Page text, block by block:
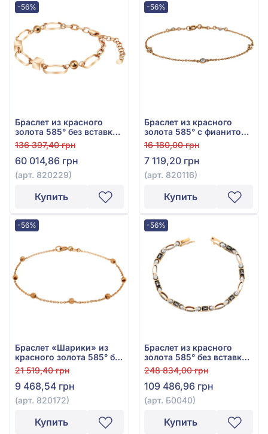
-56%
Браслет из красного
золота 585° без вставки,
арт. 820229
136 397,40 грн
60 014,86 грн
(арт. 820229)
Купить
-56%
Браслет из красного
золота 585° с фианитом/
куб.цирконием, арт.
820116
16 180,00 грн
7 119,20 грн
(арт. 820116)
Купить
-56%
Браслет «Шарики» из
красного золота 585° без
вставки, арт. 820172
21 519,40 грн
9 468,54 грн
(арт. 820172)
Купить
-56%
Браслет из красного
золота 585° без вставки,
арт. Б0040
248 834,00 грн
109 486,96 грн
(арт. Б0040)
Купить